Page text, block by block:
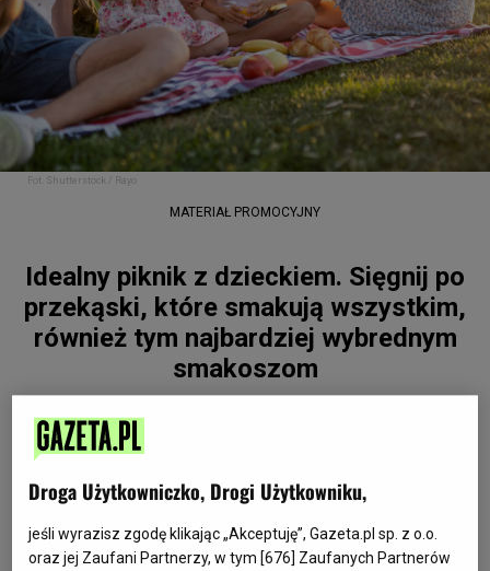
Fot. Shutterstock / Rayo
MATERIAŁ PROMOCYJNY
Idealny piknik z dzieckiem. Sięgnij po
przekąski, które smakują wszystkim,
również tym najbardziej wybrednym
smakoszom
Nie trzeba rzucać wszystkiego i jechać za
miasto, by przeżyć coś wyjątkowego z
dzieckiem. W ciepłe dni, aż się prosi, by
zorganizować piknik z prawdziwego
Droga Użytkowniczko, Drogi Użytkowniku,
jeśli wyrazisz zgodę klikając „Akceptuję”, Gazeta.pl sp. z o.o.
oraz jej Zaufani Partnerzy, w tym [676] Zaufanych Partnerów